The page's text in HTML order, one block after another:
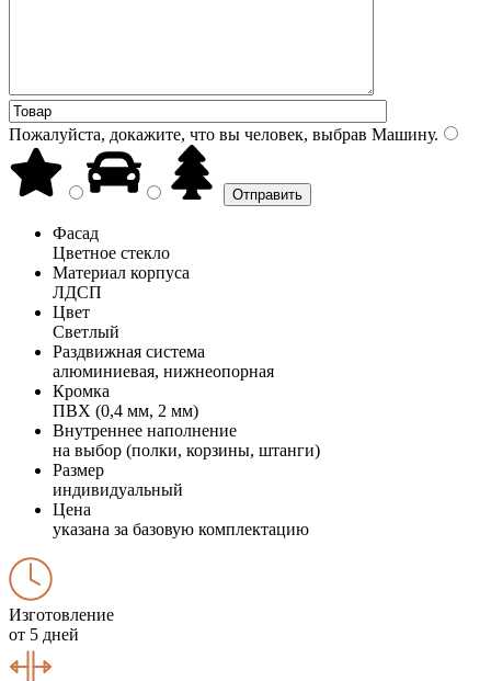
Пожалуйста, докажите, что вы человек, выбрав Машину.
Фасад
Цветное стекло
Материал корпуса
ЛДСП
Цвет
Светлый
Раздвижная система
алюминиевая, нижнеопорная
Кромка
ПВХ (0,4 мм, 2 мм)
Внутреннее наполнение
на выбор (полки, корзины, штанги)
Размер
индивидуальный
Цена
указана за базовую комплектацию
Изготовление
от 5 дней